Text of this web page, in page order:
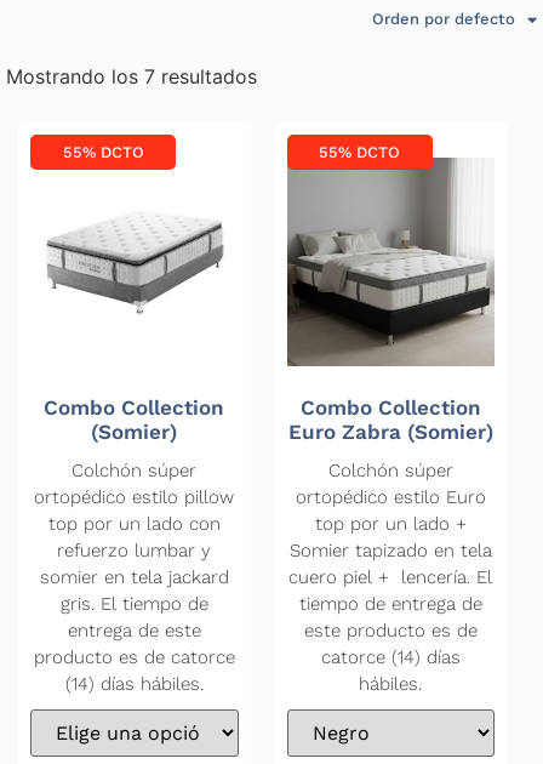
Orden por defecto
Mostrando los 7 resultados
55% DCTO
Combo Collection
(Somier)
Colchón súper
ortopédico estilo pillow
top por un lado con
refuerzo lumbar y
somier en tela jackard
gris. El tiempo de
entrega de este
producto es de catorce
(14) días hábiles.
55% DCTO
Combo Collection
Euro Zabra (Somier)
Colchón súper
ortopédico estilo Euro
top por un lado +
Somier tapizado en tela
cuero piel + lencería. El
tiempo de entrega de
este producto es de
catorce (14) días
hábiles.